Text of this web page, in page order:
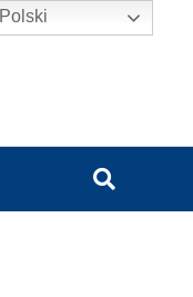
Polski